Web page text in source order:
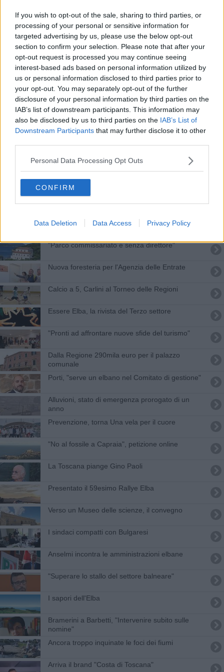
If you wish to opt-out of the sale, sharing to third parties, or
processing of your personal or sensitive information for
targeted advertising by us, please use the below opt-out
section to confirm your selection. Please note that after your
opt-out request is processed you may continue seeing
interest-based ads based on personal information utilized by
us or personal information disclosed to third parties prior to
your opt-out. You may separately opt-out of the further
disclosure of your personal information by third parties on the
IAB’s list of downstream participants. This information may
also be disclosed by us to third parties on the IAB’s List of
Downstream Participants that may further disclose it to other
Personal Data Processing Opt Outs
CONFIRM
Data Deletion Data Access Privacy Policy
Bando traghetti, "pasticcio e ritardo dei sindaci"
"Rimettere i bisogni al centro della politica"
Prosegue la polemica fra Pd e Nocentini
Vietato accendere fuochi se c'è vento
Arcenni verso la presidenza del Parco
Emergenza ungulati e il commissario mai
nominato
Emergenza ungulati, "serve un commissario"
Zls Toscana prima in Italia per investimenti
Alluvione, due nuovi contributi dalla Regione
"Parco commissariato e senza direttore"
Nuova foresteria per l'Agenzia delle Entrate
Calcio a 5, Carlini al Torneo delle Regioni
Essere Elba, la rivista del Terzo settore
"Pronti ad affrontare nuove sfide del turismo"
Dalla Regione 290mila euro per il palazzo
comunale
Porti, "serve un elbano nel Comitato di gestione"
Alluvioni, stato di emergenza prorogato di un
anno
Prevenzione, torna Una vela per il cuore
"No al fossile a Capraia", petizione online
La Toscana piange Gino Paoli
Presentato il 59esimo Rallye Elba
Verso un Museo delle scienze, il convegno
I sindaci compatti con Bulgaresi
​Anselmi incontra le amministrazioni elbane
"Superare lo stallo del settore balneare"
I sapori dell'Elba
Bramerini a Barbetti, "Intervenire subito sulle
nomine"
Ancora troppo inquinate le foci dei fiumi
Arriva il brand "Costa di Toscana"